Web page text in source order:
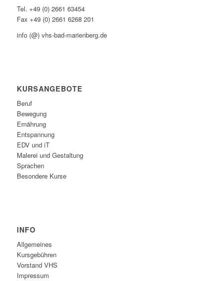
Tel. +49 (0) 2661 63454
Fax +49 (0) 2661 6268 201
info (@) vhs-bad-marienberg.de
KURSANGEBOTE
Beruf
Bewegung
Ernährung
Entspannung
EDV und iT
Malerei und Gestaltung
Sprachen
Besondere Kurse
INFO
Allgemeines
Kursgebühren
Vorstand VHS
Impressum